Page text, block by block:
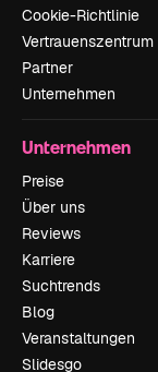
Cookie-Richtlinie
Vertrauenszentrum
Partner
Unternehmen
Unternehmen
Preise
Über uns
Reviews
Karriere
Suchtrends
Blog
Veranstaltungen
Slidesgo